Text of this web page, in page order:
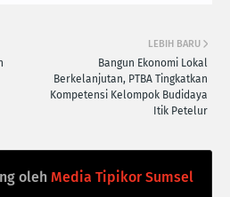
LEBIH BARU
Bangun Ekonomi Lokal
Berkelanjutan, PTBA Tingkatkan
Kompetensi Kelompok Budidaya
Itik Petelur
oleh Media Tipikor Sumsel